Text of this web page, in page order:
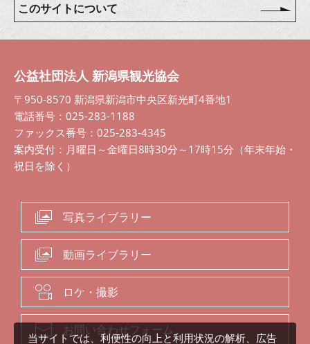
このサイトについて
公益社団法人 新潟県観光協会
〒950-8570 新潟県新潟市中央区新光町4番地1
電話番号：025-283-1188
ファックス番号：025-283-4345
案内受付：月曜日～金曜日8時30分～17時15分（年末年始・
祝日を除く）
写真ライブラリー
動画ライブラリー
ロケ・撮影
お問い合わせフォーム
当サイトでは、利便性の向上と利用状況の解析、広告